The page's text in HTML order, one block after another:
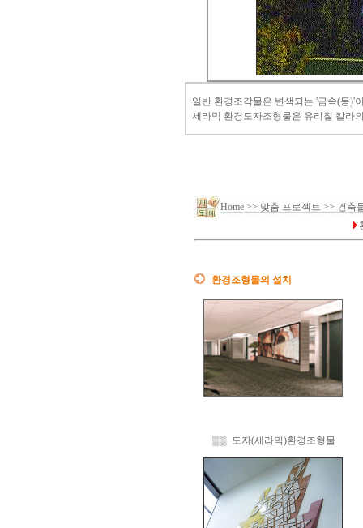
일반 환경조각물은 변색되는 '금속(동)'
세라믹 환경도자조형물은 유리질 칼라
Home >> 맞춤 프로젝트 >> 건축
환경조형물의 설치
▒▒ 도자(세라믹)환경조형물